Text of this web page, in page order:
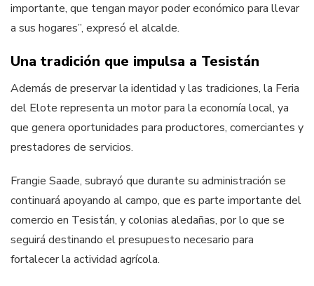
importante, que tengan mayor poder económico para llevar
a sus hogares”, expresó el alcalde.
Una tradición que impulsa a Tesistán
Además de preservar la identidad y las tradiciones, la Feria
del Elote representa un motor para la economía local, ya
que genera oportunidades para productores, comerciantes y
prestadores de servicios.
Frangie Saade, subrayó que durante su administración se
continuará apoyando al campo, que es parte importante del
comercio en Tesistán, y colonias aledañas, por lo que se
seguirá destinando el presupuesto necesario para
fortalecer la actividad agrícola.